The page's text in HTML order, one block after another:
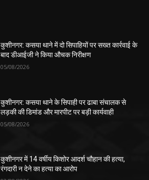
कुशीनगर: कसया थाने में दो सिपाहियों पर सख्त कार्रवाई के
बाद डीआईजी ने किया औचक निरीक्षण
05/08/2026
कुशीनगर: कसया थाने के सिपाही पर ढाबा संचालक से
लड़की की डिमांड और मारपीट पर बड़ी कार्यवाही
05/08/2026
कुशीनगर में 14 वर्षीय किशोर आदर्श चौहान की हत्या,
रंगदारी न देने का हत्या का आरोप